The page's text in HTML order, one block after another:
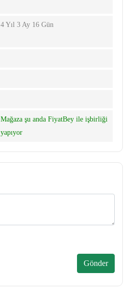
4 Yıl 3 Ay 16 Gün
Mağaza şu anda FiyatBey ile işbirliği
yapıyor
Gönder